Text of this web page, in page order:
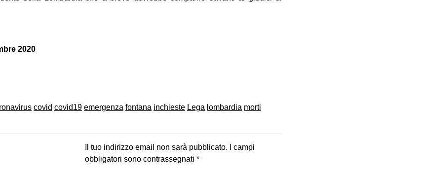
2020
covid covid19 emergenza fontana inchieste Lega lombardia morti
Il tuo indirizzo email non sarà pubblicato.
I campi
obbligatori sono contrassegnati *